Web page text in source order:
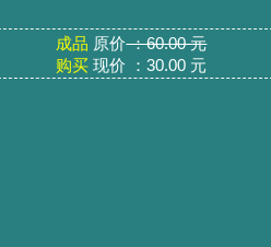
成品 原价：60.00 元
购买 现价 ：30.00 元